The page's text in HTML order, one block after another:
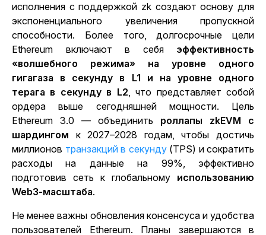
исполнения с поддержкой zk создают основу для
экспоненциального увеличения пропускной
способности. Более того, долгосрочные цели
Ethereum включают в себя эффективность
«волшебного режима» на уровне одного
гигагаза в секунду в L1 и на уровне одного
терага в секунду в L2, что представляет собой
ордера выше сегодняшней мощности. Цель
Ethereum 3.0 — объединить роллапы zkEVM с
шардингом к 2027–2028 годам, чтобы достичь
миллионов транзакций в секунду(TPS) и сократить
расходы на данные на 99%, эффективно
подготовив сеть к глобальному использованию
Web3-масштаба.
Не менее важны обновления консенсуса и удобства
пользователей Ethereum. Планы завершаются в